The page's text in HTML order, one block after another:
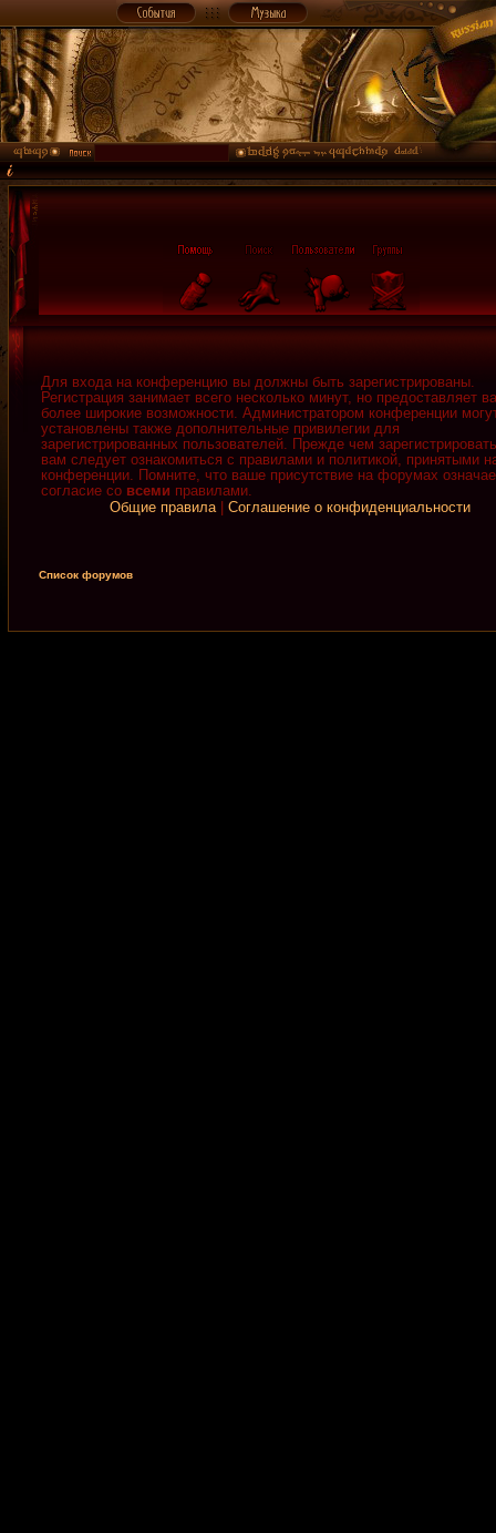
Для входа на конференцию вы должны быть зарегистрированы.
Регистрация занимает всего несколько минут, но предоставляет
более широкие возможности. Администратором конференции
установлены также дополнительные привилегии для
зарегистрированных пользователей. Прежде чем
вам следует ознакомиться с правилами и политикой, принятыми
конференции. Помните, что ваше присутствие на форумах
согласие со всеми правилами.
Общие правила| Соглашение о конфиденциальности
Список форумов